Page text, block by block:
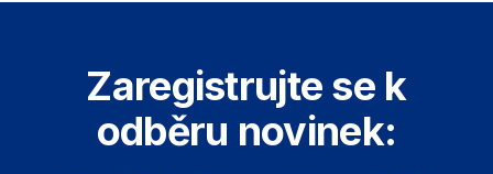
Zaregistrujte se k
odběru novinek: